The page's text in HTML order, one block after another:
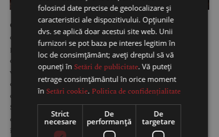
Cabernet Sauvignon:vinurile produse din acest soi sunt
de culoare roșu închis, au aciditate ridicată, tanini
puternici și sunt corpolente. Se deosebesc prin aromele
de coacăze negre, vișine, cireșe negre, mure, afine, note
vegetale; vinurile ce au fost maturate în butoaie de stejar
oferă nuanțe de fum, lemn de cedar, liquorice,
condimente, vanilie, ciocolată și cafea. Cabernet
Sauvignon poate fi găsit în vinuri mono-soi, precum și în
cupaje, unde, împreună cu Merlot, reprezintă cel mai des
întâlnit cupaj roșu al lumii.
folosind date precise de geolocalizare și
caracteristici ale dispozitivului. Opțiunile
dvs. se aplică doar acestui site web. Unii
furnizori se pot baza pe interes legitim în
loc de consimțământ; aveți dreptul să vă
opuneți în Setări de publicitate. Vă puteți
retrage consimțământul în orice moment
în Setări cookie. Politica de confidențialitate
Strict
necesare
De
performanță
De
targetare